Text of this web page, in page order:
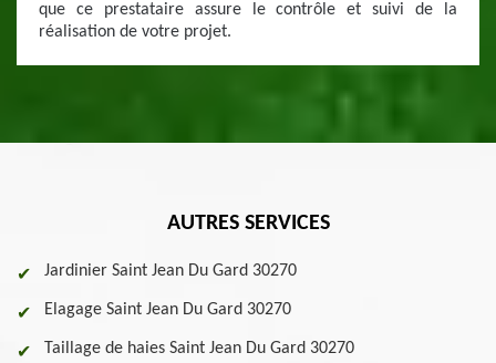
que ce prestataire assure le contrôle et suivi de la
réalisation de votre projet.
AUTRES SERVICES
Jardinier Saint Jean Du Gard 30270
Elagage Saint Jean Du Gard 30270
Taillage de haies Saint Jean Du Gard 30270